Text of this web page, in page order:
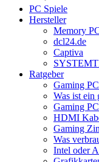
PC Spiele
Hersteller
Memory
dcl24.de
Captiva
Ratgeber
Gaming
Was ist ein
Gaming
HDMI
Gaming
Was
Intel oder